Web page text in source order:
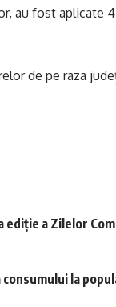
au fost aplicate
de pe raza
ediție a Zilelor
la